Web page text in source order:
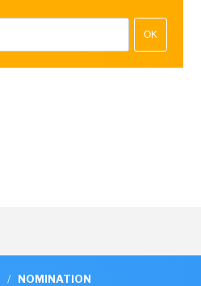
OK
/ NOMINATION